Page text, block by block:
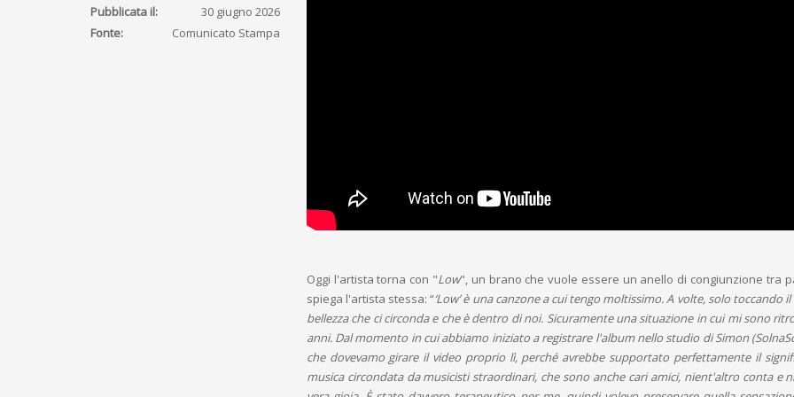
Pubblicata il:
30 giugno 2026
Fonte:
Comunicato Stampa
Oggi l'artista torna con "Low", un brano che vuole essere un anello di congiunzione tra
spiega l'artista stessa: “‘Low’ è una canzone a cui tengo moltissimo. A volte, solo toccando
bellezza che ci circonda e che è dentro di noi. Sicuramente una situazione in cui mi sono
anni. Dal momento in cui abbiamo iniziato a registrare l'album nello studio di Simon
che dovevamo girare il video proprio lì, perché avrebbe supportato perfettamente il
musica circondata da musicisti straordinari, che sono anche cari amici, nient'altro conta e